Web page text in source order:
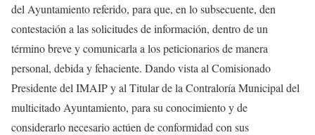
del Ayuntamiento referido, para que, en lo subsecuente, den
contestación a las solicitudes de información, dentro de un
término breve y comunicarla a los peticionarios de manera
personal, debida y fehaciente. Dando vista al Comisionado
Presidente del IMAIP y al Titular de la Contraloría Municipal del
multicitado Ayuntamiento, para su conocimiento y de
considerarlo necesario actúen de conformidad con sus